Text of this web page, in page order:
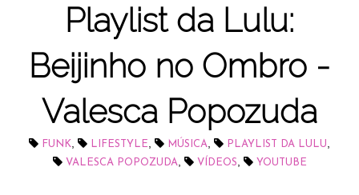
Playlist da Lulu:
Beijinho no Ombro -
Valesca Popozuda
FUNK, LIFESTYLE, MÚSICA, PLAYLIST DA LULU,
VALESCA POPOZUDA, VÍDEOS, YOUTUBE